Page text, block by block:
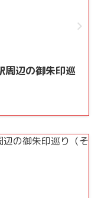
周辺の御朱印巡